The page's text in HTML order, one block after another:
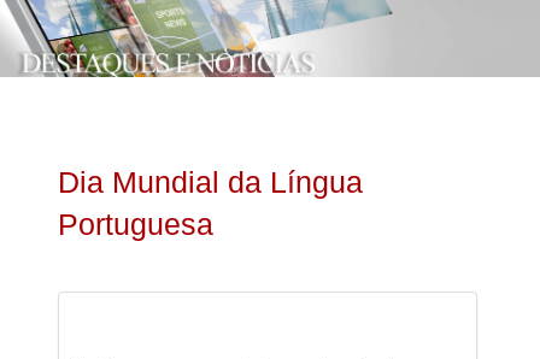
pesquisa
Dia Mundial da Língua
Portuguesa